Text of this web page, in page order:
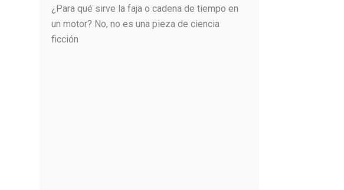
¿Para qué sirve la faja o cadena de tiempo en
un motor? No, no es una pieza de ciencia
ficción